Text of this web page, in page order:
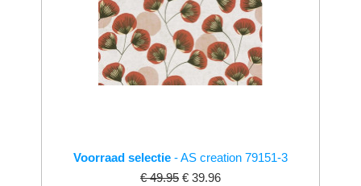
Voorraad selectie- AS creation 79151-3
€ 49.95 € 39.96